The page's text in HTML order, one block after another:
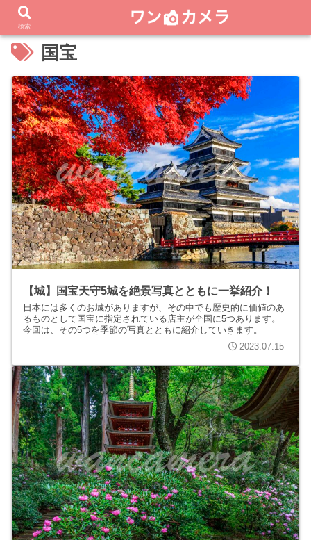
国宝
【城】国宝天守5城を絶景写真とともに一挙紹介！
日本には多くのお城がありますが、その中でも歴史的に価値のあ
るものとして国宝に指定されている店主が全国に5つあります。
今回は、その5つを季節の写真とともに紹介していきます。
2023.07.15
検索